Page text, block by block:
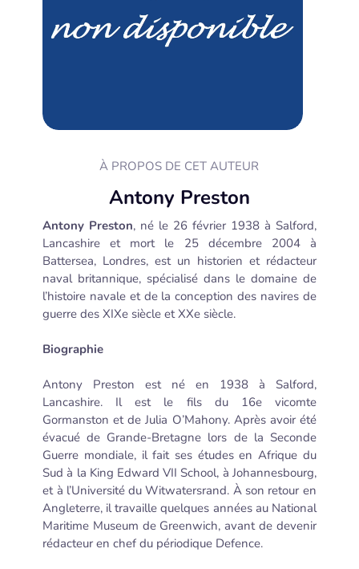
À PROPOS DE CET AUTEUR
Antony Preston
Antony Preston, né le 26 février 1938 à Salford,
Lancashire et mort le 25 décembre 2004 à
Battersea, Londres, est un historien et rédacteur
naval britannique, spécialisé dans le domaine de
l’histoire navale et de la conception des navires de
guerre des XIXe siècle et XXe siècle.
Biographie
Antony Preston est né en 1938 à Salford,
Lancashire. Il est le fils du 16e vicomte
Gormanston et de Julia O’Mahony. Après avoir été
évacué de Grande-Bretagne lors de la Seconde
Guerre mondiale, il fait ses études en Afrique du
Sud à la King Edward VII School, à Johannesbourg,
et à l’Université du Witwatersrand. À son retour en
Angleterre, il travaille quelques années au National
Maritime Museum de Greenwich, avant de devenir
rédacteur en chef du périodique Defence.